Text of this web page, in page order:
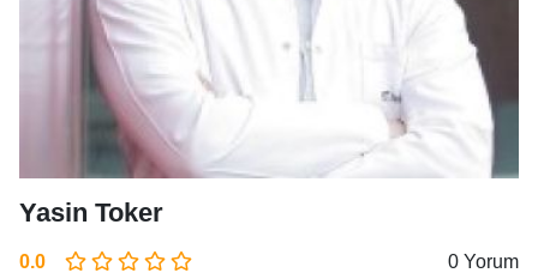
Yasin Toker
0.0 0 Yorum